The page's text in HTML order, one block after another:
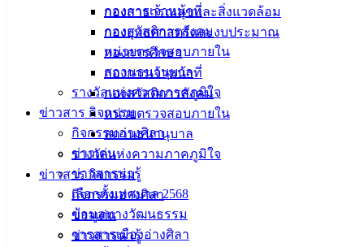
กองการเจ้าหน้าที่
กองสวัสดิการสังคม
หน่วยตรวจสอบภายใน
สถานธนานุบาล
รางวัลแห่งความภาคภูมิใจ
ข่าวสาร กิจกรรม
กิจกรรมอ่างศิลา
ข่าวเด่น
ข่าวสารน่ารู้
เลือกตั้งเทศบาล 2568
ข้อมูลทางวัฒนธรรม
วารสารเมืองอ่างศิลา
กองสาธารณสุขและสิ่งแวดล้อม
กองยุทธศาสตร์และงบประมาณ
กองการศึกษา
กองการเจ้าหน้าที่
กองสวัสดิการสังคม
หน่วยตรวจสอบภายใน
สถานธนานุบาล
รางวัลแห่งความภาคภูมิใจ
ข่าวสาร กิจกรรม
กิจกรรมอ่างศิลา
ข่าวเด่น
ข่าวสารน่ารู้
โดยคุณเองก็สามารถเป็นส่วนหนึ่งในการดูแล-ส่งเสริมสุขภาพ
จิตของตัวเองและคนรอบตัวให้แข็งแรง
รวมถึงขับเคลื่อน SDGs ได้ง่าย ๆ ด้วยวิธีเหล่านี้ #ActNow
💚 พูดคุยเกี่ยวกับเรื่องสุขภาพจิตอย่างเปิดเผย และรับฟังผู้อื่น
อย่างเข้าใจและใส่ใจ
💚 ชวนกันไปออกกำลังกาย ทานอาหารที่มีประโยชน์ และพัก
ผ่อนให้เพียงพอ
💚 เข้ารับคำปรึกษา/แนะนำให้คนรอบข้างเข้ารับคำปรึกษาจาก
จิตแพทย์ และหยุดตีตราว่าการพบจิตแพทย์เป็นเรื่องผิดปกติหรือ
__________